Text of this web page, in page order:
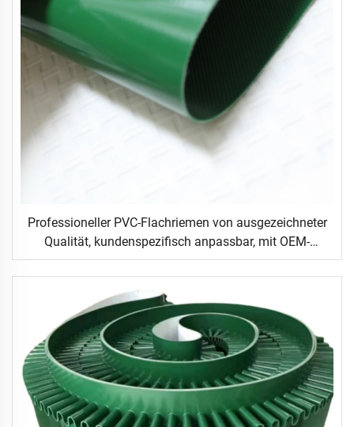
Professioneller PVC-Flachriemen von ausgezeichneter
Qualität, kundenspezifisch anpassbar, mit OEM-
Support